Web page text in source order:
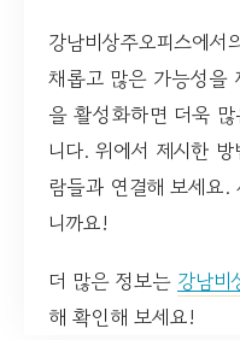
강남비상주오피스에
채롭고 많은 가능성을
을 활성화하면 더욱
니다. 위에서 제시한
람들과 연결해 보세요.
니까요!
더 많은 정보는 강남비
해 확인해 보세요!